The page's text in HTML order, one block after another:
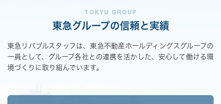
TOKYU GROUP
東急グループの信頼と実績
東急リバブルスタッフは、東急不動産ホールディングスグループの
一員として、 グループ各社との連携を活かした、安心して働ける環
境づくりに取り組んでいます。